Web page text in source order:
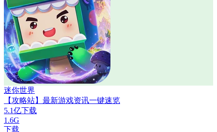
迷你世界
【攻略站】最新游戏资讯一键速览
5.1亿下载
1.6G
下载